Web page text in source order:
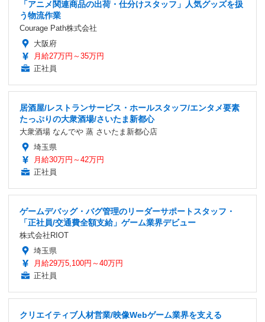
「アニメ関連商品の出荷・仕分けスタッフ」人気グッズを扱
う物流作業
Courage Path株式会社
大阪府
月給27万円～35万円
正社員
居酒屋/レストランサービス・ホールスタッフ/エンタメ要素
たっぷりの大衆酒場/さいたま新都心
大衆酒場 なんでや 蒸 さいたま新都心店
埼玉県
月給30万円～42万円
正社員
ゲームデバッグ・バグ管理のリーダーサポートスタッフ・
「正社員/交通費全額支給」ゲーム業界デビュー
株式会社RIOT
埼玉県
月給29万5,100円～40万円
正社員
クリエイティブ人材営業/映像Webゲーム業界を支える